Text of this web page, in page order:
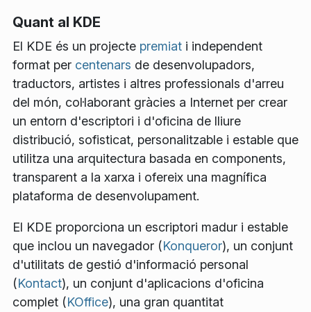
Quant al KDE
El KDE és un projecte premiat i independent
format per centenars de desenvolupadors,
traductors, artistes i altres professionals d'arreu
del món, col·laborant gràcies a Internet per crear
un entorn d'escriptori i d'oficina de lliure
distribució, sofisticat, personalitzable i estable que
utilitza una arquitectura basada en components,
transparent a la xarxa i ofereix una magnífica
plataforma de desenvolupament.
El KDE proporciona un escriptori madur i estable
que inclou un navegador (Konqueror), un conjunt
d'utilitats de gestió d'informació personal
(Kontact), un conjunt d'aplicacions d'oficina
complet (KOffice), una gran quantitat